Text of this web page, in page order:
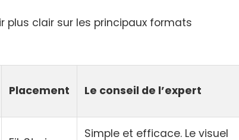
plus clair sur les principaux formats
Placement Le conseil de l’expert
Simple et efficace. Le visuel